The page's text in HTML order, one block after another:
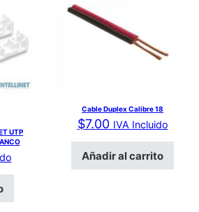
UTP
Cable Duplex Calibre 18
$7.00 IVA Incluido
Añadir al carrito